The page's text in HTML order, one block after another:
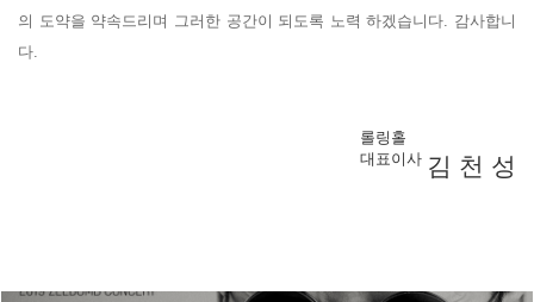
의 도약을 약속드리며 그러한 공간이 되도록 노력 하겠습니다. 감사합니
다.
롤링홀
대표이사 김 천 성